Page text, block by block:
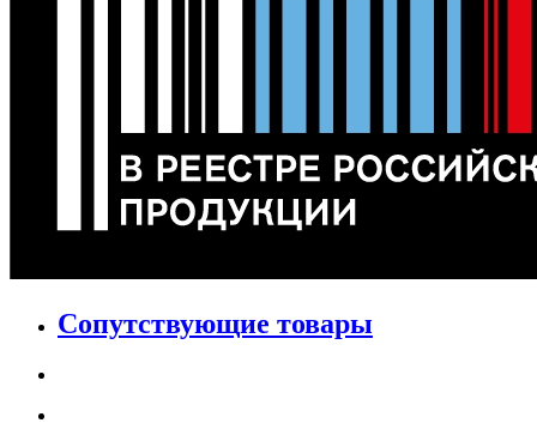
Сопутствующие товары